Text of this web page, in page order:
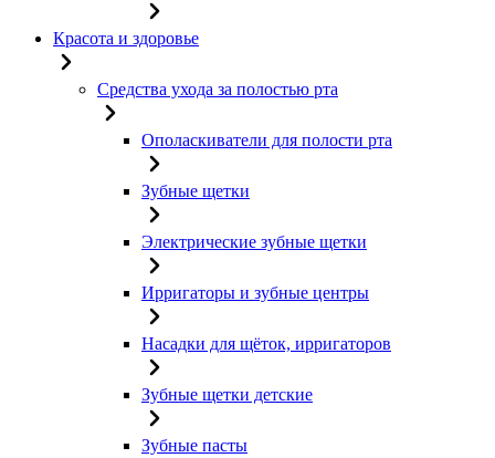
Красота и здоровье
Средства ухода за полостью рта
Ополаскиватели для полости рта
Зубные щетки
Электрические зубные щетки
Ирригаторы и зубные центры
Насадки для щёток, ирригаторов
Зубные щетки детские
Зубные пасты